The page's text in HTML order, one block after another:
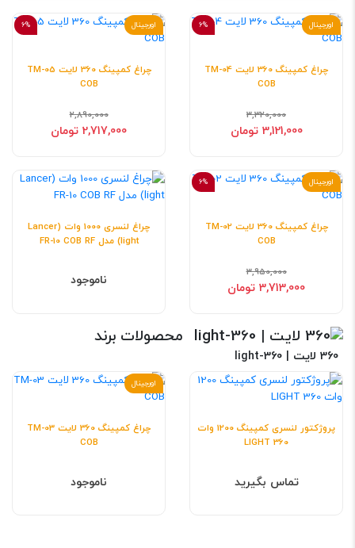
6% اورجینال
چراغ کمپینگ 360 لایت TM-04
COB
3,320,000
3,121,000 تومان
6% اورجینال
چراغ کمپینگ 360 لایت TM-05
COB
2,890,000
2,717,000 تومان
6% اورجینال
چراغ کمپینگ 360 لایت TM-02
COB
3,950,000
3,713,000 تومان
چراغ لنسری 1000 وات (Lancer
light) مدل FR-10 COB RF
ناموجود
محصولات برند
360 لایت | light-360
پروژکتور لنسری کمپینگ 1200 وات
LIGHT 360
تماس بگیرید
اورجینال
چراغ کمپینگ 360 لایت TM-03
COB
ناموجود